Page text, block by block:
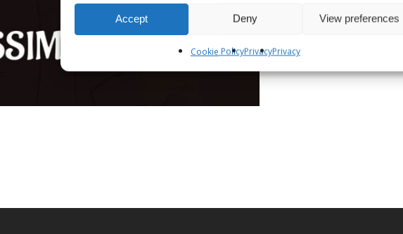
Accept Deny View preferences
Cookie PolicyPrivacyPrivacy